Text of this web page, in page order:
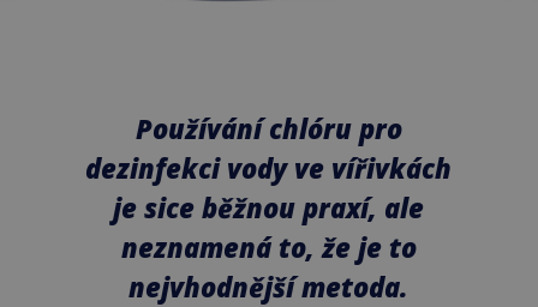
Používání chlóru pro
dezinfekci vody ve vířivkách
je sice běžnou praxí, ale
neznamená to, že je to
nejvhodnější metoda.